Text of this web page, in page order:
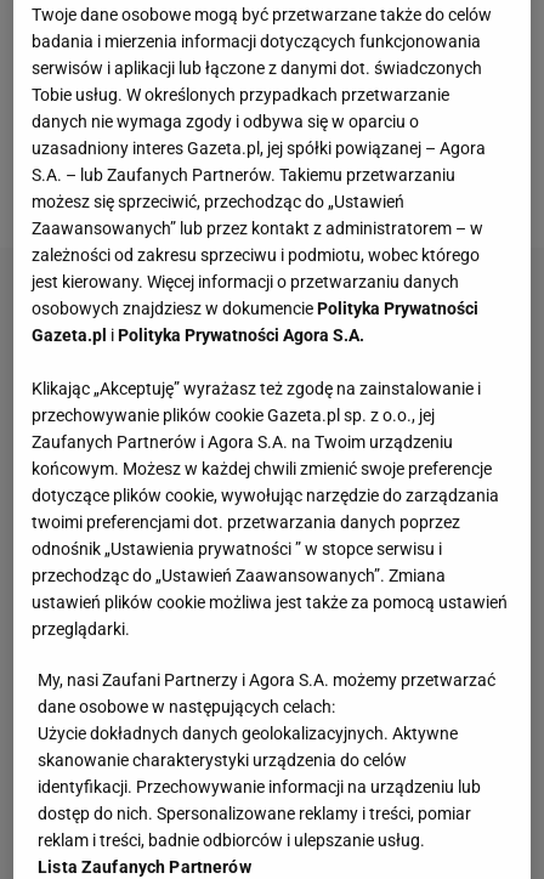
podstawowychzawodnikówBarcelony. Chilijczyk
zagrał w lidze hiszpańskiej w dziewięciu meczach
(cztery gole), ale tylko trzy razy zaczynał spotkania
La Liga od 1. minuty. WLidze Mistrzówjest
podobnie - trzy występy po wejsciu z ławki, tylko raz
w podstawowym składzie.
Twoje dane osobowe mogą być przetwarzane także do celów
badania i mierzenia informacji dotyczących funkcjonowania
serwisów i aplikacji lub łączone z danymi dot. świadczonych
Tobie usług. W określonych przypadkach przetwarzanie
danych nie wymaga zgody i odbywa się w oparciu o
uzasadniony interes Gazeta.pl, jej spółki powiązanej – Agora
S.A. – lub Zaufanych Partnerów. Takiemu przetwarzaniu
możesz się sprzeciwić, przechodząc do „Ustawień
Zaawansowanych” lub przez kontakt z administratorem – w
zależności od zakresu sprzeciwu i podmiotu, wobec którego
jest kierowany. Więcej informacji o przetwarzaniu danych
osobowych znajdziesz w dokumenciePolityka Prywatności
Gazeta.pl iPolityka Prywatności Agora S.A.
Klikając „Akceptuję” wyrażasz też zgodę na zainstalowanie i
przechowywanie plików cookie Gazeta.pl sp. z o.o., jej
Zaufanych Partnerów i Agora S.A. na Twoim urządzeniu
końcowym. Możesz w każdej chwili zmienić swoje preferencje
dotyczące plików cookie, wywołując narzędzie do zarządzania
twoimi preferencjami dot. przetwarzania danych poprzez
odnośnik „Ustawienia prywatności ” w stopce serwisu i
przechodząc do „Ustawień Zaawansowanych”. Zmiana
ustawień plików cookie możliwa jest także za pomocą ustawień
przeglądarki.
My, nasi Zaufani Partnerzy i Agora S.A. możemy przetwarzać
dane osobowe w następujących celach:
Użycie dokładnych danych geolokalizacyjnych. Aktywne
skanowanie charakterystyki urządzenia do celów
identyfikacji. Przechowywanie informacji na urządzeniu lub
dostęp do nich. Spersonalizowane reklamy i treści, pomiar
reklam i treści, badnie odbiorców i ulepszanie usług.
Lista Zaufanych Partnerów